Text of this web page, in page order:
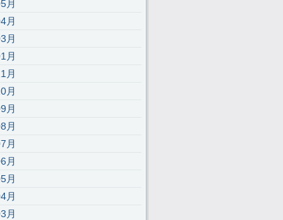
月
月
月
月
月
月
月
月
月
月
月
月
月